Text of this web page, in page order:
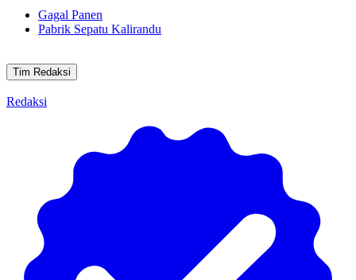
Gagal Panen
Pabrik Sepatu Kalirandu
Tim Redaksi
Redaksi